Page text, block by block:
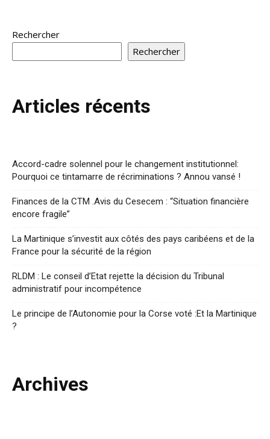
Rechercher
Rechercher
Articles récents
Accord-cadre solennel pour le changement institutionnel:
Pourquoi ce tintamarre de récriminations ? Annou vansé !
Finances de la CTM .Avis du Cesecem : “Situation financière
encore fragile”
La Martinique s’investit aux côtés des pays caribéens et de la
France pour la sécurité de la région
RLDM : Le conseil d’Etat rejette la décision du Tribunal
administratif pour incompétence
Le principe de l’Autonomie pour la Corse voté :Et la Martinique
?
Archives